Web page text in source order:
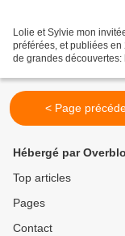
Lolie et Sylvie mon
préférées, et publiées
de grandes
< Page
Hébergé par
Top articles
Pages
Contact